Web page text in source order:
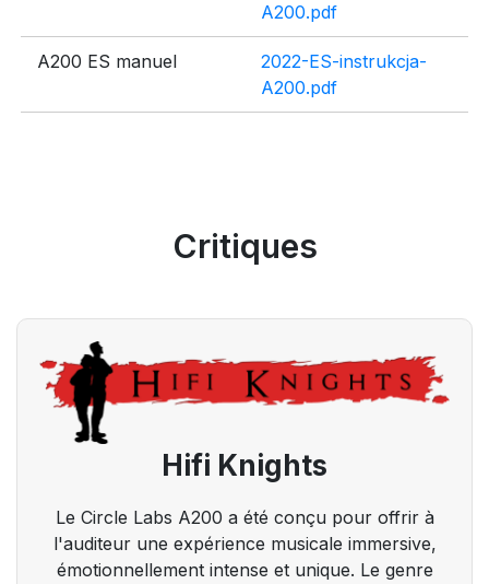
A200.pdf
A200 ES manuel
2022-ES-instrukcja-
A200.pdf
Critiques
Hifi Knights
Le Circle Labs A200 a été conçu pour offrir à
l'auditeur une expérience musicale immersive,
émotionnellement intense et unique. Le genre